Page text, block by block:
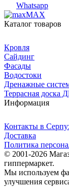
Whatsapp
MAX
Каталог товаров
Кровля
Сайдинг
Фасады
Водостоки
Дренажные
Террасная доска
Информация
Контакты в
Доставка
Политика
© 2001-2026
гиппермаркет.
Мы используем
улучшения